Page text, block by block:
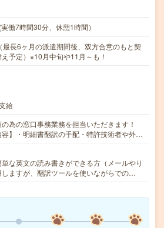
働7時間30分、休憩1時間）
最長6ヶ月の派遣期間後、双方合意のもと契
予定）※10月中旬や11月～も！
給
為の窓口事務業務を担当いただきます！
容】・明細書翻訳の手配・特許技術者や外…
な英文の読み書きができる方（メールやり
ますが、翻訳ツールを使いながらでの…